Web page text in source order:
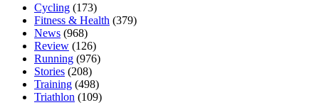
Cycling (173)
Fitness & Health (379)
News (968)
Review (126)
Running (976)
Stories (208)
Training (498)
Triathlon (109)